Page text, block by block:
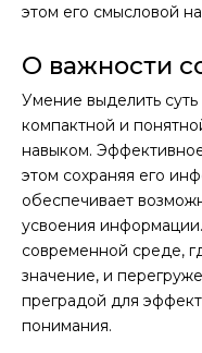
этом его смысловой
О важности
Умение выделить
компактной и
навыком.
этом сохраняя его
обеспечивает
усвоения
современной среде,
значение, и
преградой для
понимания.